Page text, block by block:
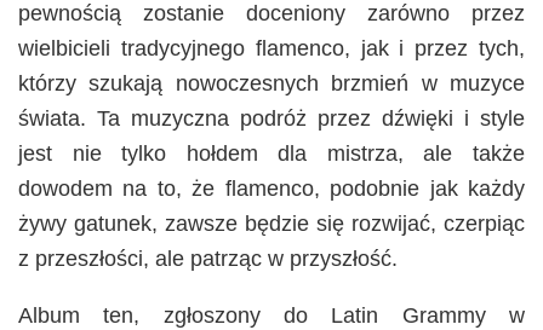
pewnością zostanie doceniony zarówno przez
wielbicieli tradycyjnego flamenco, jak i przez tych,
którzy szukają nowoczesnych brzmień w muzyce
świata. Ta muzyczna podróż przez dźwięki i style
jest nie tylko hołdem dla mistrza, ale także
dowodem na to, że flamenco, podobnie jak każdy
żywy gatunek, zawsze będzie się rozwijać, czerpiąc
z przeszłości, ale patrząc w przyszłość.
Album ten, zgłoszony do Latin Grammy w